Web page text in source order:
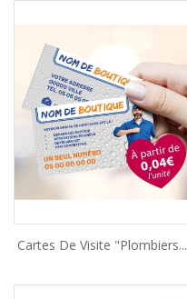
Cartes De Visite "Plombiers...